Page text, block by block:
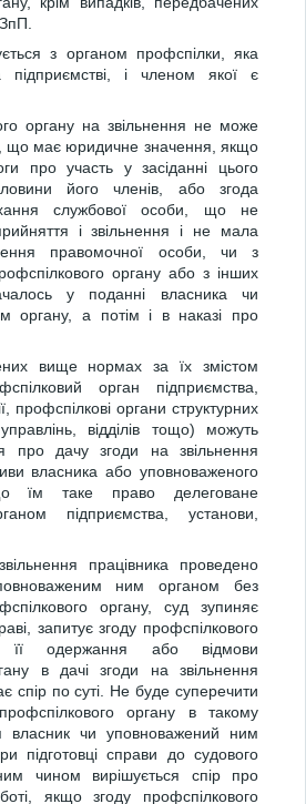
з органом профспілки, яка
і членом якої є
органу на звільнення не може
що має юридичне значення, якщо
про участь у засіданні цього
його членів, або згода
службової особи, що не
і звільнення і не мала
правомочної особи, чи з
органу або з інших
у поданні власника чи
органу, а потім і в наказі про
вище нормах за їх змістом
орган підприємства,
профспілкові органи структурних
управлінь, відділів тощо) можуть
про дачу згоди на звільнення
власника або уповноваженого
їм таке право делеговане
підприємства, установи,
працівника проведено
ним органом без
органу, суд зупиняє
запитує згоду профспілкового
одержання або відмови
в дачі згоди на звільнення
спір по суті. Не буде суперечити
органу в такому
власник чи уповноважений ним
підготовці справи до судового
чином вирішується спір про
якщо згоду профспілкового